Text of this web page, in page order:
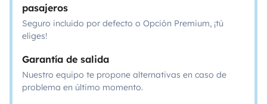
pasajeros
Seguro incluido por defecto o Opción Premium, ¡tú
eliges!
Garantía de salida
Nuestro equipo te propone alternativas en caso de
problema en último momento.